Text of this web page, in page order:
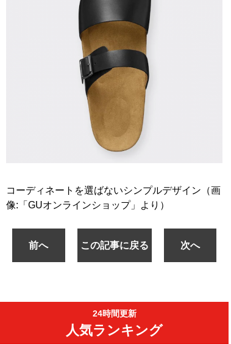
コーディネートを選ばないシンプルデザイン（画
像:「GUオンラインショップ」より）
前へ この記事に戻る 次へ
24時間更新
人気ランキング